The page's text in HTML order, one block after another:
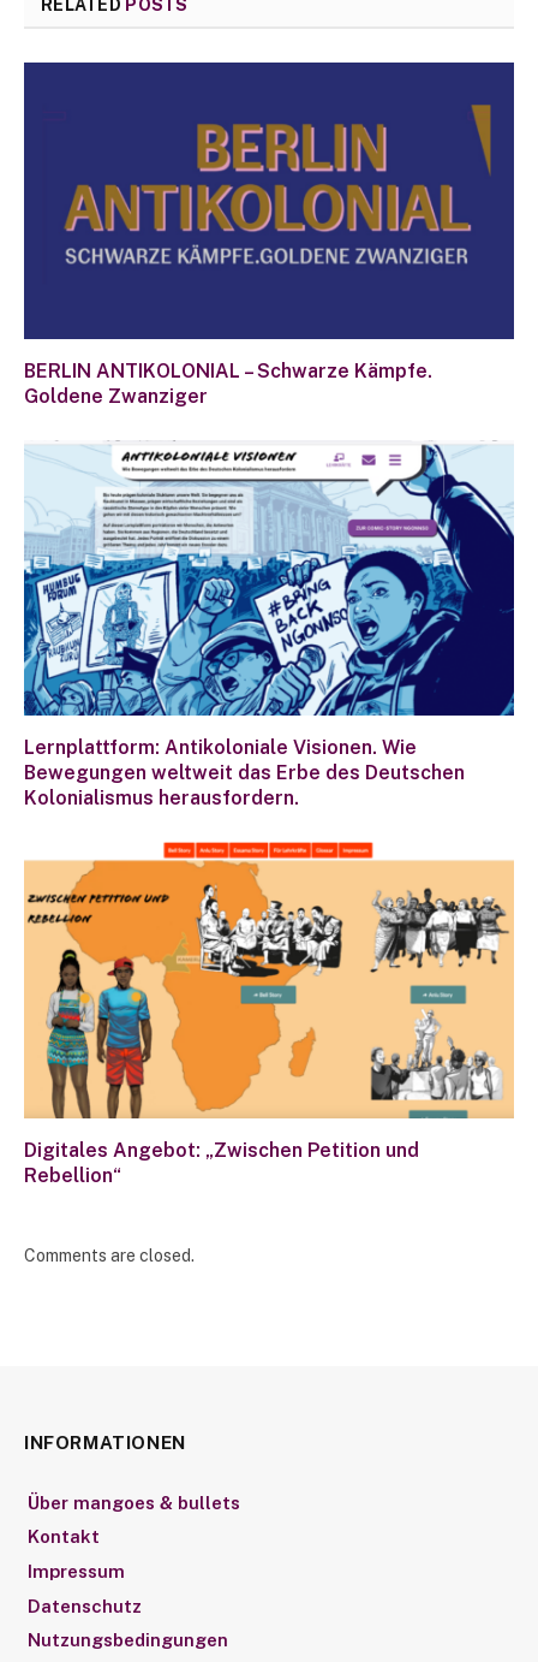
RELATED POSTS
BERLIN ANTIKOLONIAL – Schwarze Kämpfe.
Goldene Zwanziger
Lernplattform: Antikoloniale Visionen. Wie
Bewegungen weltweit das Erbe des Deutschen
Kolonialismus herausfordern.
Digitales Angebot: „Zwischen Petition und
Rebellion“
Comments are closed.
INFORMATIONEN
Über mangoes & bullets
Kontakt
Impressum
Datenschutz
Nutzungsbedingungen